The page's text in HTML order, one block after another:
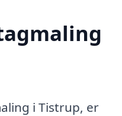
i Tistrup, er